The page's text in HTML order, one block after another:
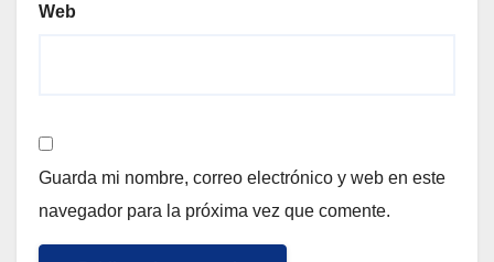
Web
Guarda mi nombre, correo electrónico y web en este
navegador para la próxima vez que comente.